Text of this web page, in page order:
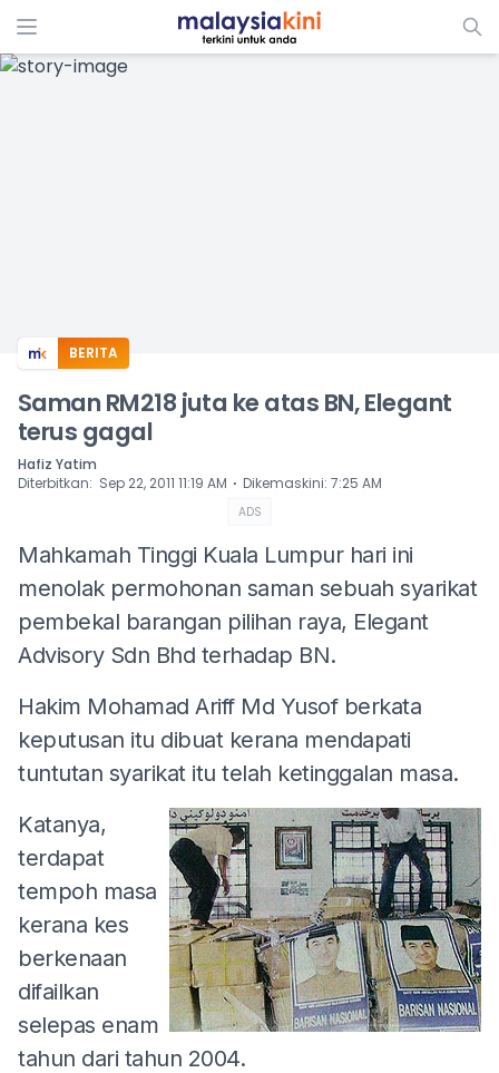
ADS
BERITA
Saman RM218 juta ke atas BN, Elegant
terus gagal
Hafiz Yatim
Diterbitkan: Sep 22, 2011 11:19 AM ⋅ Dikemaskini: 7:25 AM
ADS
Mahkamah Tinggi Kuala Lumpur hari ini
menolak permohonan saman sebuah syarikat
pembekal barangan pilihan raya, Elegant
Advisory Sdn Bhd terhadap BN.
Hakim Mohamad Ariff Md Yusof berkata
keputusan itu dibuat kerana mendapati
tuntutan syarikat itu telah ketinggalan masa.
Katanya,
terdapat
tempoh masa
kerana kes
berkenaan
difailkan
selepas enam
tahun dari tahun 2004.